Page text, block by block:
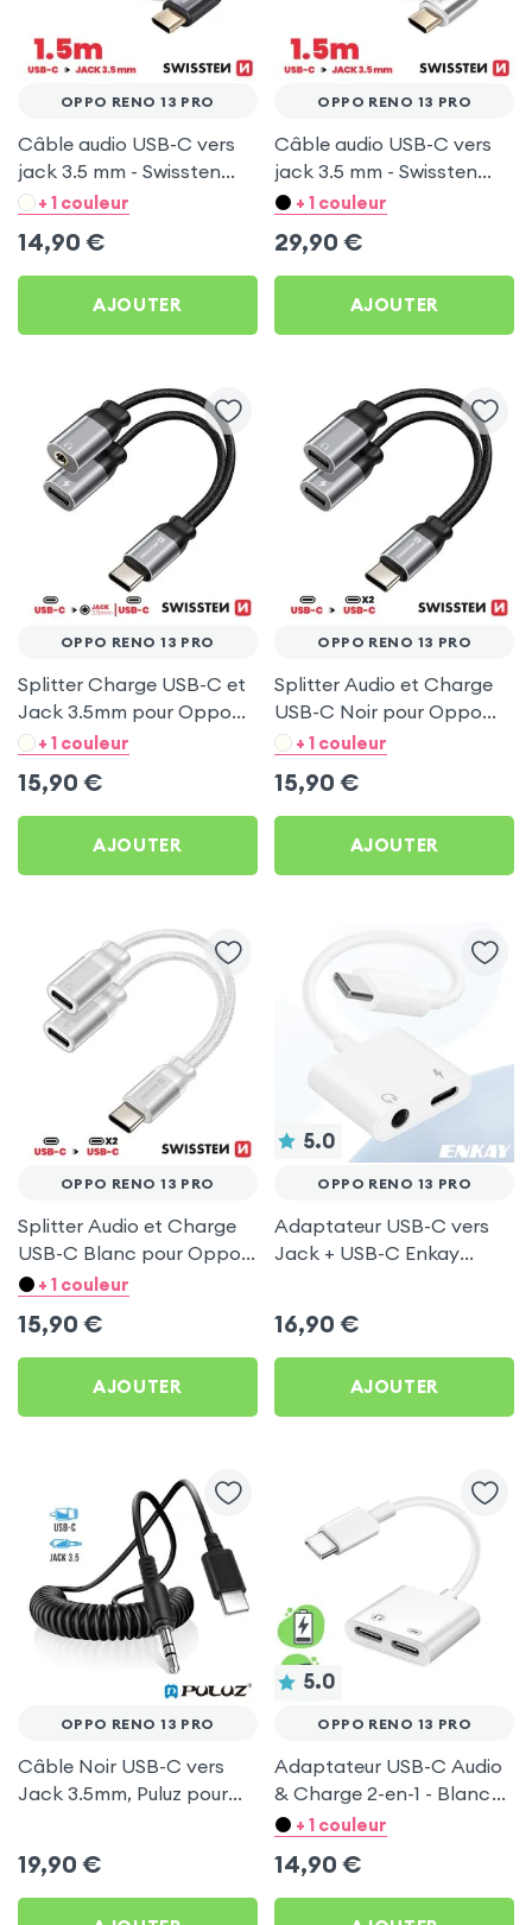
OPPO RENO 13 PRO
Câble audio USB-C vers
jack 3.5 mm - Swissten
Noir 1.5 m pour Oppo
+ 1 couleur
14,90 €
AJOUTER
OPPO RENO 13 PRO
Câble audio USB-C vers
jack 3.5 mm - Swissten
Blanc 1.5 m pour Oppo
+ 1 couleur
29,90 €
AJOUTER
OPPO RENO 13 PRO
Splitter Charge USB-C et
Jack 3.5mm pour Oppo
Reno 13 Pro
+ 1 couleur
15,90 €
AJOUTER
OPPO RENO 13 PRO
Splitter Audio et Charge
USB-C Noir pour Oppo
Reno 13 Pro
+ 1 couleur
15,90 €
AJOUTER
OPPO RENO 13 PRO
Splitter Audio et Charge
USB-C Blanc pour Oppo
Reno 13 Pro
+ 1 couleur
15,90 €
AJOUTER
5.0
OPPO RENO 13 PRO
Adaptateur USB-C vers
Jack + USB-C Enkay
16,90 €
AJOUTER
OPPO RENO 13 PRO
Câble Noir USB-C vers
Jack 3.5mm, Puluz pour
19,90 €
5.0
OPPO RENO 13 PRO
Adaptateur USB-C Audio
& Charge 2-en-1 - Blanc
pour Oppo Reno 13 Pro
+ 1 couleur
14,90 €